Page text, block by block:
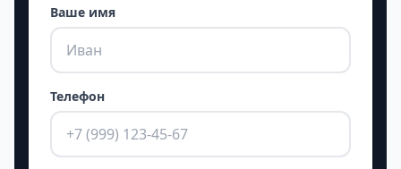
Ваше имя
Телефон